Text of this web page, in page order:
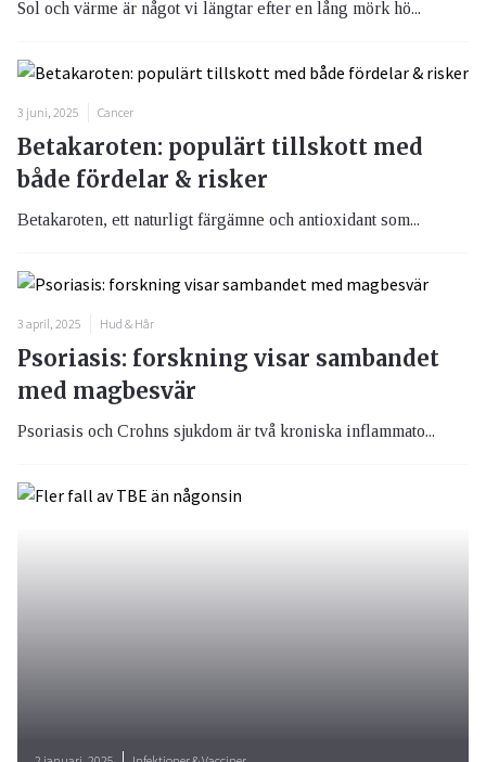
Sol och värme är något vi längtar efter en lång mörk hö...
3 juni, 2025 Cancer
Betakaroten: populärt tillskott med
både fördelar & risker
Betakaroten, ett naturligt färgämne och antioxidant som...
3 april, 2025 Hud & Hår
Psoriasis: forskning visar sambandet
med magbesvär
Psoriasis och Crohns sjukdom är två kroniska inflammato...